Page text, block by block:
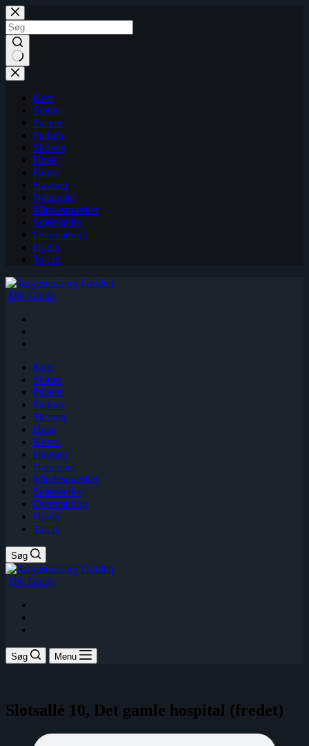
Fortsæt
til
indhold
Kort
Slottet
Palæer
Parken
Skoven
Huse
Kunst
Havnen
Naturstier
Mindesmærker
Spisesteder
Overnatning
Hjælp
Tak til
DK Guide
Kort
Slottet
Palæer
Parken
Skoven
Huse
Kunst
Havnen
Naturstier
Mindesmærker
Spisesteder
Overnatning
Hjælp
Tak til
Søg
DK Guide
Søg Menu
Slotsallé 10, Det gamle hospital (fredet)